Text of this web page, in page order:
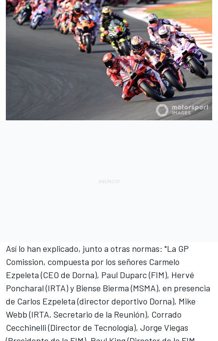
Así lo han explicado, junto a otras normas: "La GP
Comission, compuesta por los señores Carmelo
Ezpeleta (CEO de Dorna), Paul Duparc (FIM), Hervé
Poncharal (IRTA) y Biense Bierma (MSMA), en presencia
de Carlos Ezpeleta (director deportivo Dorna), Mike
Webb (IRTA, Secretario de la Reunión), Corrado
Cecchinelli (Director de Tecnología), Jorge Viegas